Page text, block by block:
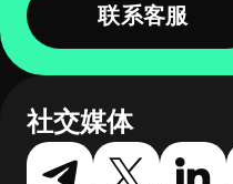
联系客服
社交媒体